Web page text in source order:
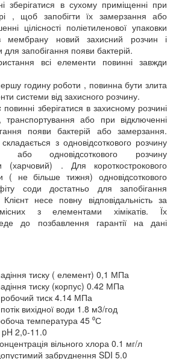
зберігатися в сухому приміщенні при
, щоб запобігти їх замерзання або
цілісності поліетиленової упаковки
мембрану новий захисний розчин і
запобігання появи бактерій.
всі елементи повинні завжди
годину роботи , повинна бути злита
системи від захисного розчину.
повинні зберігатися в захисному розчині
транспортування або при відключенні
появи бактерій або замерзання.
з одновідсоткового розчину
або одновідсоткового розчину
(харчовий) . Для короткострокового
( не більше тижня) одновідсоткового
соди достатньо для запобігання
несе повну відповідальність за
з елементами хімікатів. Їх
до позбавлення гарантії на дані
тиску ( елемент) 0,1 МПа
тиску (корпус) 0.42 МПа
тиск 4.14 МПа
вихідної води 1.8 м3/год
температура 45 ⁰С
pH 2,0-11.0
вільного хлора 0.1 мг/л
забруднення SDI 5.0